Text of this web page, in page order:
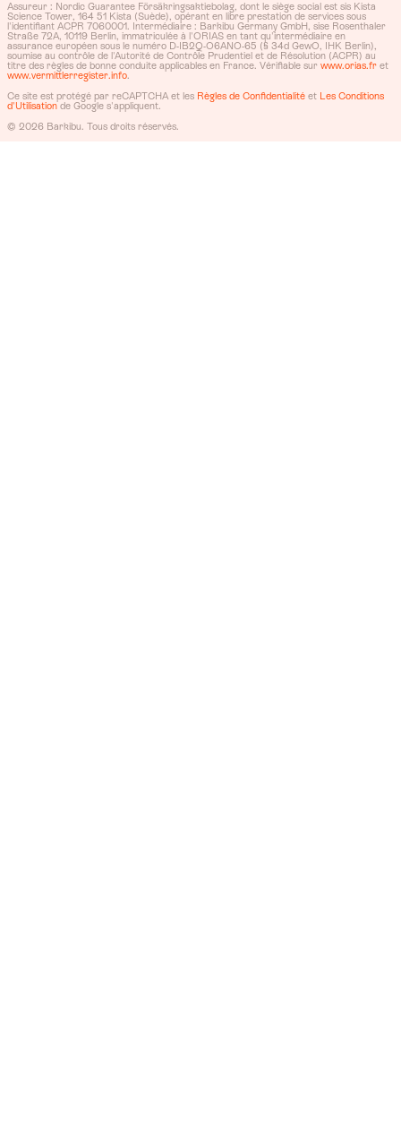
Assureur : Nordic Guarantee Försäkringsaktiebolag, dont le siège social est sis Kista
Science Tower, 164 51 Kista (Suède), opérant en libre prestation de services sous
l'identifiant ACPR 7060001. Intermédiaire : Barkibu Germany GmbH, sise Rosenthaler
Straße 72A, 10119 Berlin, immatriculée à l'ORIAS en tant qu'intermédiaire en
assurance européen sous le numéro D-IB2Q-O6ANO-65 (§ 34d GewO, IHK Berlin),
soumise au contrôle de l'Autorité de Contrôle Prudentiel et de Résolution (ACPR) au
titre des règles de bonne conduite applicables en France. Vérifiable sur www.orias.fr et
www.vermittlerregister.info.
Ce site est protégé par reCAPTCHA et les Règles de Confidentialité et Les Conditions
d'Utilisationde Google s'appliquent.
© 2026 Barkibu. Tous droits réservés.